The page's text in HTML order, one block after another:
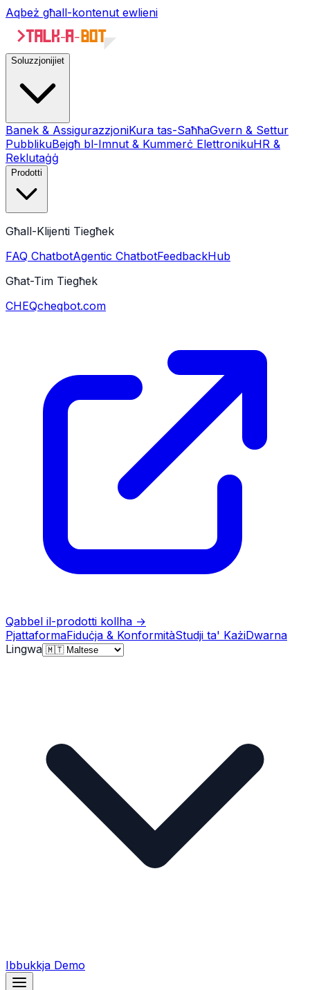
Aqbeż għall-kontenut ewlieni
Soluzzjonijiet
Banek & AssigurazzjoniKura tas-SaħħaGvern & Settur
PubblikuBejgħ bl-Imnut & Kummerċ ElettronikuHR &
Reklutaġġ
Prodotti
Għall-Klijenti Tiegħek
FAQ ChatbotAgentic ChatbotFeedbackHub
Għat-Tim Tiegħek
CHEQcheqbot.com
Qabbel il-prodotti kollha →
PjattaformaFiduċja & KonformitàStudji ta' KażiDwarna
Lingwa
Ibbukkja Demo